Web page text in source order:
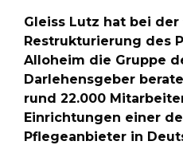
Gleiss Lutz hat bei
Restrukturierung des
Alloheim die Gruppe
Darlehensgeber
rund 22.000
Einrichtungen einer
Pflegeanbieter in